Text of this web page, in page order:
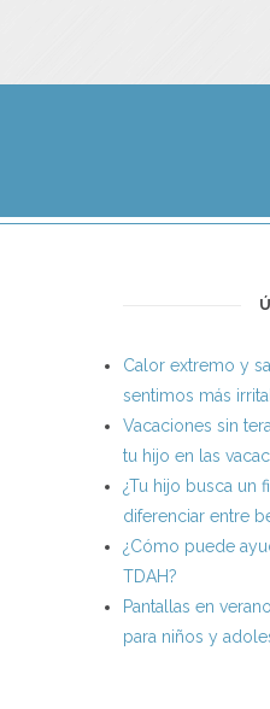
Calor extremo y
sentimos más
Vacaciones sin
tu hijo en las
¿Tu hijo busca un
diferenciar entre
¿Cómo puede
TDAH?
Pantallas en
para niños y